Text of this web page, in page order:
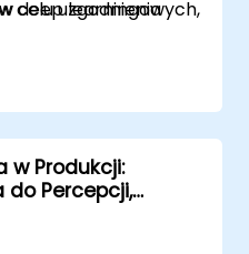
deep learningowych,
celu uzgodnienia
w Produkcji:
Percepcji,